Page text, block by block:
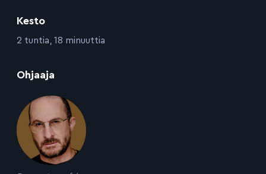
Kesto
:2 tuntia, 18 minuuttia
Ohjaaja